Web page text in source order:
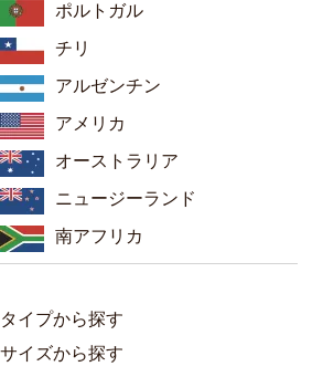
ポルトガル
チリ
アルゼンチン
アメリカ
オーストラリア
ニュージーランド
南アフリカ
タイプから探す
サイズから探す